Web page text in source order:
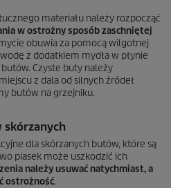
materiału należy rozpocząć
w ostrożny sposób zaschniętej
obuwia za pomocą wilgotnej
z dodatkiem mydła w płynie
Czyste buty należy
z dala od silnych źródeł
butów na grzejniku.
skórzanych
dla skórzanych butów, które są
piasek może uszkodzić ich
należy usuwać natychmiast, a
ostrożność.